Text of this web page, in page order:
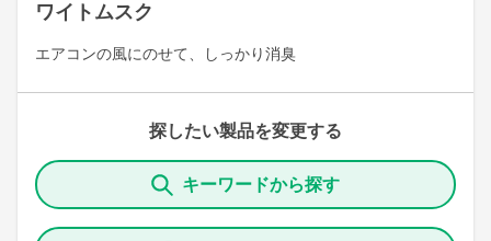
ワイトムスク
エアコンの風にのせて、しっかり消臭
探したい製品を変更する
キーワードから探す